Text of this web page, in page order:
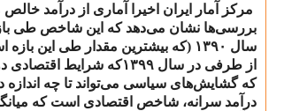
مرکز آمار ایران اخیرا آماری از درآمد
بررسی‌ها نشان می‌دهد که این شاخص طی
سال ۱۳۹۰ (
که بیشترین مقدار طی این بازه
از طرفی در سال ۱۳۹۹که شرایط اقتصادی
که گشایش‌های سیاسی می‌تواند تا چه اندازه
درآمد سرانه، شاخص اقتصادی است که